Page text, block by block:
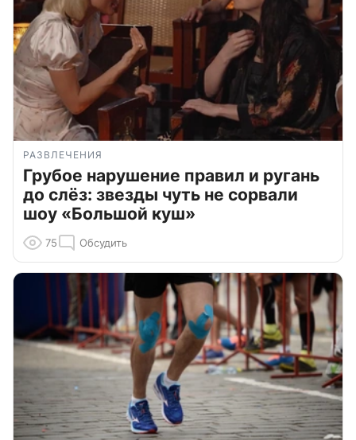
РАЗВЛЕЧЕНИЯ
Грубое нарушение правил и ругань
до слёз: звезды чуть не сорвали
шоу «Большой куш»
75 Обсудить